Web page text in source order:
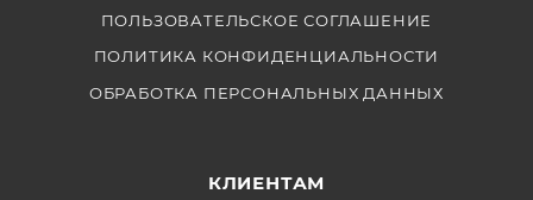
ПОЛЬЗОВАТЕЛЬСКОЕ СОГЛАШЕНИЕ
ПОЛИТИКА КОНФИДЕНЦИАЛЬНОСТИ
ОБРАБОТКА ПЕРСОНАЛЬНЫХ ДАННЫХ
КЛИЕНТАМ